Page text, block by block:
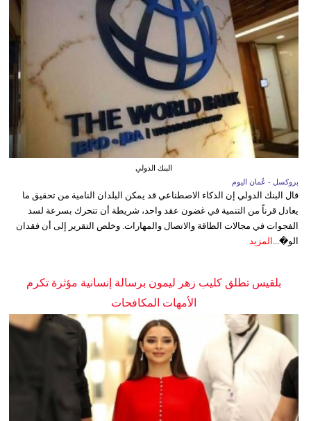
البنك الدولي
بروكسل - عُمان اليوم
قال البنك الدولي إن الذكاء الاصطناعي قد يمكن البلدان النامية من تحقيق ما
يعادل قرناً من التنمية في غضون عقد واحد، شريطة أن تتحرك بسرعة لسد
الفجوات في مجالات الطاقة والاتصال والمهارات. وخلص التقرير إلى أن فقدان
الو�... المزيد
بلقيس تطلق كليب زهر ليمون برسالة إنسانية مؤثرة تكرم
الأمهات المكافحات